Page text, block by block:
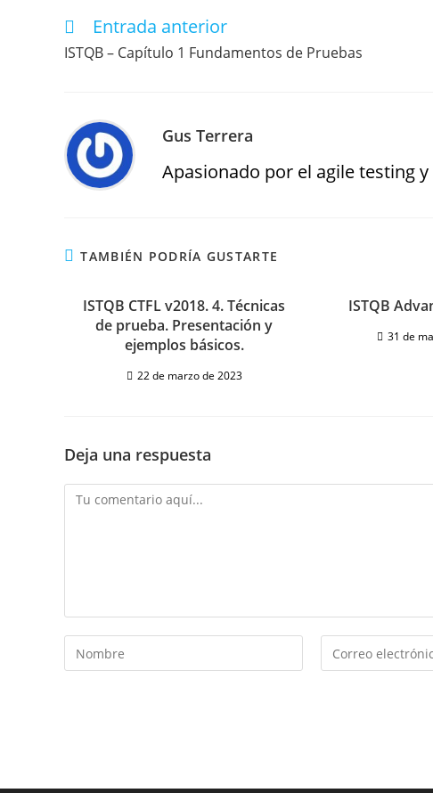
Entrada anterior
ISTQB – Capítulo 1 Fundamentos de Pruebas
Gus Terrera
Apasionado por el agile testing y
TAMBIÉN PODRÍA GUSTARTE
ISTQB CTFL v2018. 4. Técnicas
de prueba. Presentación y
ejemplos básicos.
22 de marzo de 2023
ISTQB
31 de
Deja una respuesta